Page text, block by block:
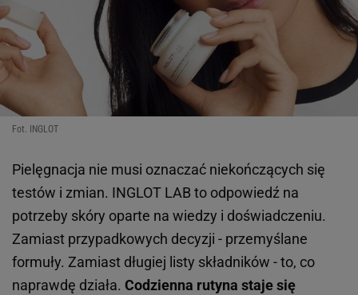
Fot. INGLOT
Pielęgnacja nie musi oznaczać niekończących się
testów i zmian. INGLOT LAB to odpowiedź na
potrzeby skóry oparte na wiedzy i doświadczeniu.
Zamiast przypadkowych decyzji - przemyślane
formuły. Zamiast długiej listy składników - to, co
naprawdę działa. Codzienna rutyna staje się